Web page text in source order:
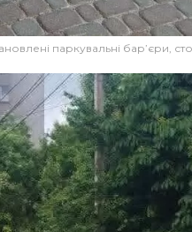
паркувальні бар’єри,